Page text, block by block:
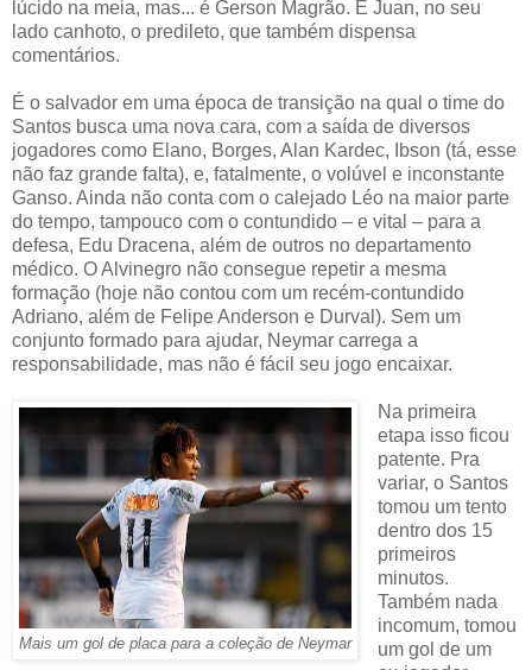
lúcido na meia, mas... é Gerson Magrão. E Juan, no seu
lado canhoto, o predileto, que também dispensa
comentários.
É o salvador em uma época de transição na qual o time do
Santos busca uma nova cara, com a saída de diversos
jogadores como Elano, Borges, Alan Kardec, Ibson (tá, esse
não faz grande falta), e, fatalmente, o volúvel e inconstante
Ganso. Ainda não conta com o calejado Léo na maior parte
do tempo, tampouco com o contundido – e vital – para a
defesa, Edu Dracena, além de outros no departamento
médico. O Alvinegro não consegue repetir a mesma
formação (hoje não contou com um recém-contundido
Adriano, além de Felipe Anderson e Durval). Sem um
conjunto formado para ajudar, Neymar carrega a
responsabilidade, mas não é fácil seu jogo encaixar.
Mais um gol de placa para a coleção de Neymar
Na primeira
etapa isso ficou
patente. Pra
variar, o Santos
tomou um tento
dentro dos 15
primeiros
minutos.
Também nada
incomum, tomou
um gol de um